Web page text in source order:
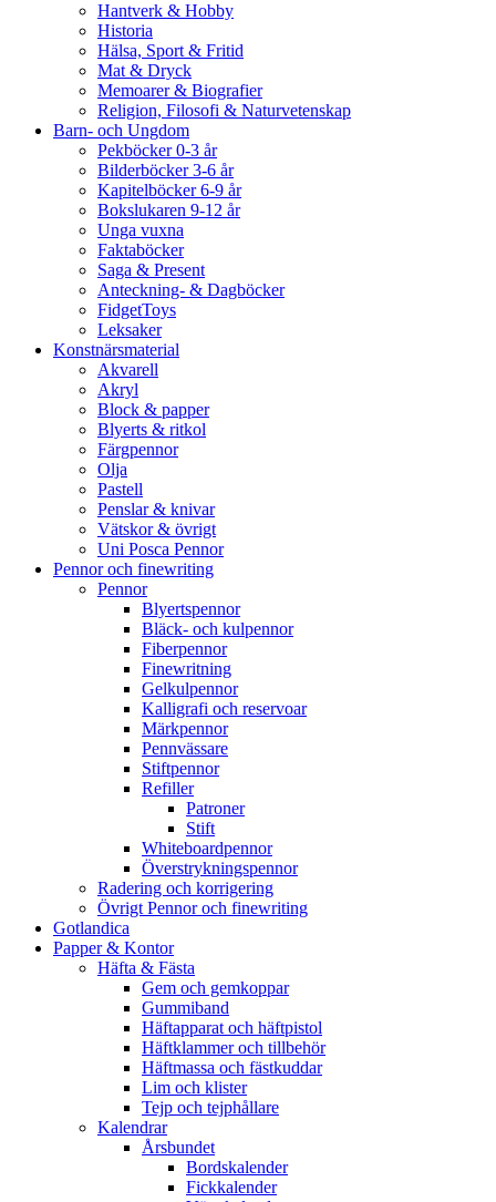
Hantverk & Hobby
Historia
Hälsa, Sport & Fritid
Mat & Dryck
Memoarer & Biografier
Religion, Filosofi & Naturvetenskap
Barn- och Ungdom
Pekböcker 0-3 år
Bilderböcker 3-6 år
Kapitelböcker 6-9 år
Bokslukaren 9-12 år
Unga vuxna
Faktaböcker
Saga & Present
Anteckning- & Dagböcker
FidgetToys
Leksaker
Konstnärsmaterial
Akvarell
Akryl
Block & papper
Blyerts & ritkol
Färgpennor
Olja
Pastell
Penslar & knivar
Vätskor & övrigt
Uni Posca Pennor
Pennor och finewriting
Pennor
Blyertspennor
Bläck- och kulpennor
Fiberpennor
Finewritning
Gelkulpennor
Kalligrafi och reservoar
Märkpennor
Pennvässare
Stiftpennor
Refiller
Patroner
Stift
Whiteboardpennor
Överstrykningspennor
Radering och korrigering
Övrigt Pennor och finewriting
Gotlandica
Papper & Kontor
Häfta & Fästa
Gem och gemkoppar
Gummiband
Häftapparat och häftpistol
Häftklammer och tillbehör
Häftmassa och fästkuddar
Lim och klister
Tejp och tejphållare
Kalendrar
Årsbundet
Bordskalender
Fickkalender